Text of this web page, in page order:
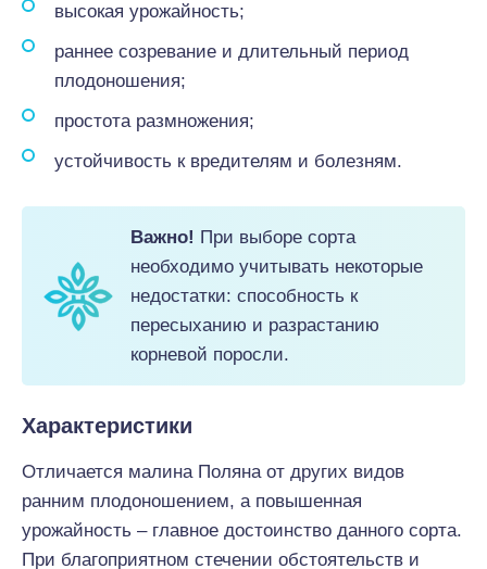
высокая урожайность;
раннее созревание и длительный период
плодоношения;
простота размножения;
устойчивость к вредителям и болезням.
Важно! При выборе сорта
необходимо учитывать некоторые
недостатки: способность к
пересыханию и разрастанию
корневой поросли.
Характеристики
Отличается малина Поляна от других видов
ранним плодоношением, а повышенная
урожайность – главное достоинство данного сорта.
При благоприятном стечении обстоятельств и